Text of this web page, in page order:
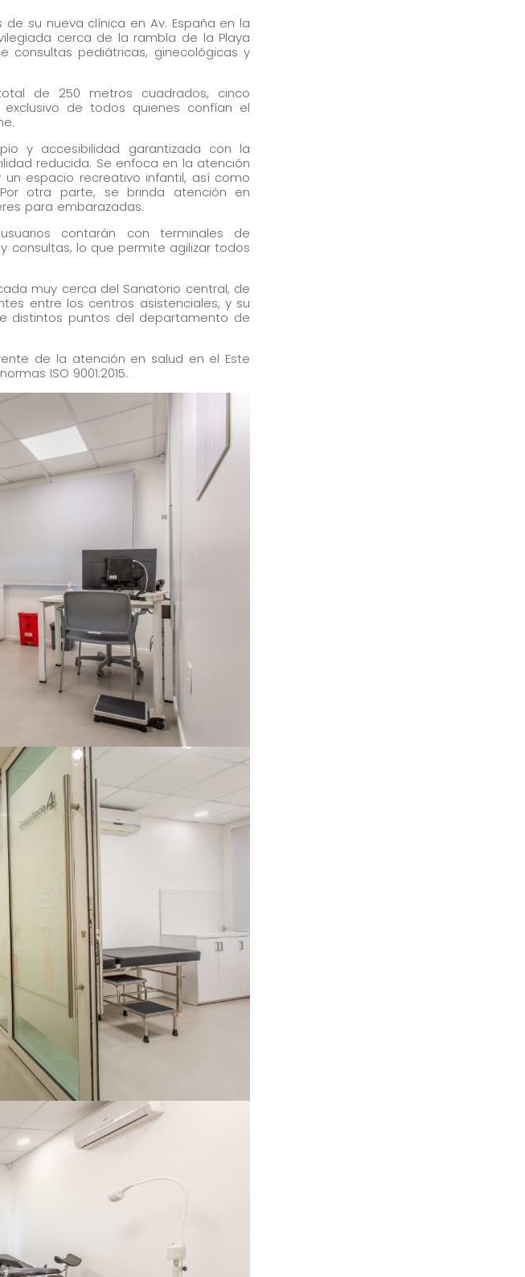
de su nueva clínica en Av. España en la
cerca de la rambla de la Playa
consultas pediátricas, ginecológicas y
de 250 metros cuadrados, cinco
de todos quienes confían el
y accesibilidad garantizada con la
reducida. Se enfoca en la atención
espacio recreativo infantil, así como
otra parte, se brinda atención en
para embarazadas.
contarán con terminales de
consultas, lo que permite agilizar todos
muy cerca del Sanatorio central, de
entre los centros asistenciales, y su
distintos puntos del departamento de
de la atención en salud en el Este
ISO 9001:2015.
la web.
Para que
nuestra web
mejor posible
durante tu
visita. Si
cookies,
funcionalidades
desaparecerán
de la web.
Marketing
Al compartir tus
intereses y
comportamiento
mientras visitas
nuestro sitio,
personalizados.